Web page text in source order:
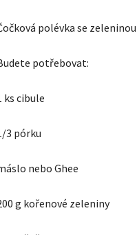
polévka se zeleninou
potřebovat:
ks cibule
3 pórku
nebo Ghee
g kořenové zeleniny